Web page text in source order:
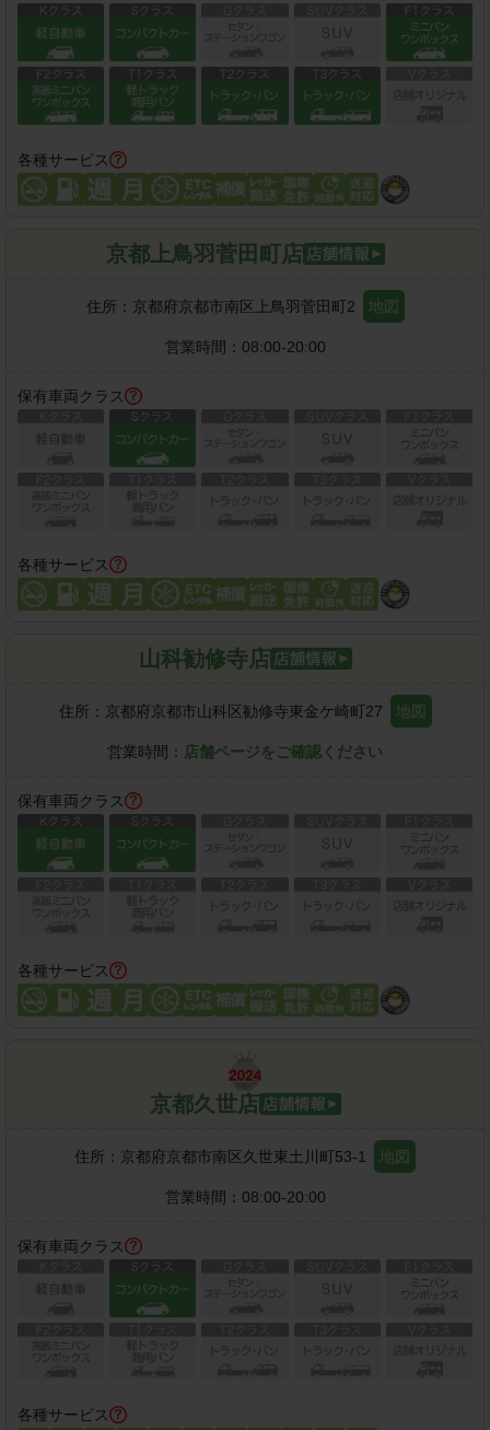
各種サービス
京都上鳥羽菅田町店
住所： 京都府京都市南区上鳥羽菅田町2 地図
営業時間： 08:00-20:00
保有車両クラス
各種サービス
山科勧修寺店
住所： 京都府京都市山科区勧修寺東金ケ崎町27 地図
営業時間： 店舗ページをご確認ください
保有車両クラス
各種サービス
京都久世店
住所： 京都府京都市南区久世東土川町53-1 地図
営業時間： 08:00-20:00
保有車両クラス
各種サービス